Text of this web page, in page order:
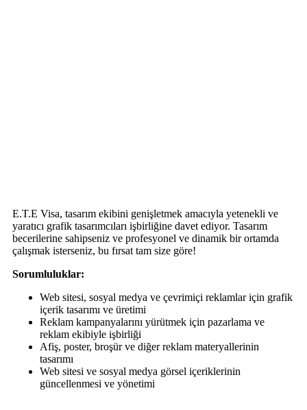
E.T.E Visa, tasarım ekibini genişletmek amacıyla yetenekli ve
yaratıcı grafik tasarımcıları işbirliğine davet ediyor. Tasarım
becerilerine sahipseniz ve profesyonel ve dinamik bir ortamda
çalışmak isterseniz, bu fırsat tam size göre!
Sorumluluklar:
Web sitesi, sosyal medya ve çevrimiçi reklamlar için grafik
içerik tasarımı ve üretimi
Reklam kampanyalarını yürütmek için pazarlama ve
reklam ekibiyle işbirliği
Afiş, poster, broşür ve diğer reklam materyallerinin
tasarımı
Web sitesi ve sosyal medya görsel içeriklerinin
güncellenmesi ve yönetimi